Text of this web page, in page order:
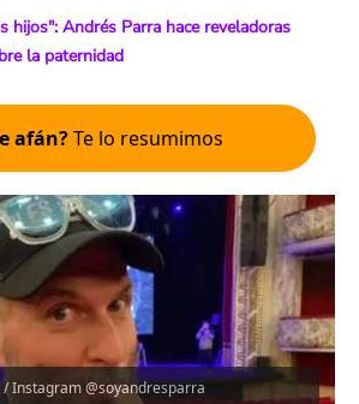
hijos": Andrés Parra hace reveladoras
la paternidad
afán?Te lo resumimos
Instagram @soyandresparra